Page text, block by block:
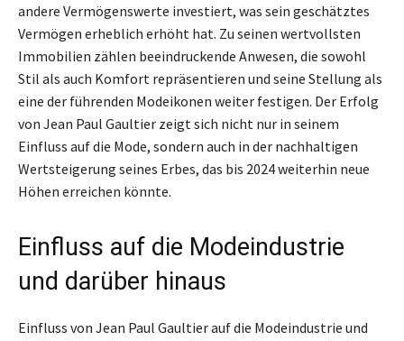
andere Vermögenswerte investiert, was sein geschätztes
Vermögen erheblich erhöht hat. Zu seinen wertvollsten
Immobilien zählen beeindruckende Anwesen, die sowohl
Stil als auch Komfort repräsentieren und seine Stellung als
eine der führenden Modeikonen weiter festigen. Der Erfolg
von Jean Paul Gaultier zeigt sich nicht nur in seinem
Einfluss auf die Mode, sondern auch in der nachhaltigen
Wertsteigerung seines Erbes, das bis 2024 weiterhin neue
Höhen erreichen könnte.
Einfluss auf die Modeindustrie
und darüber hinaus
Einfluss von Jean Paul Gaultier auf die Modeindustrie und